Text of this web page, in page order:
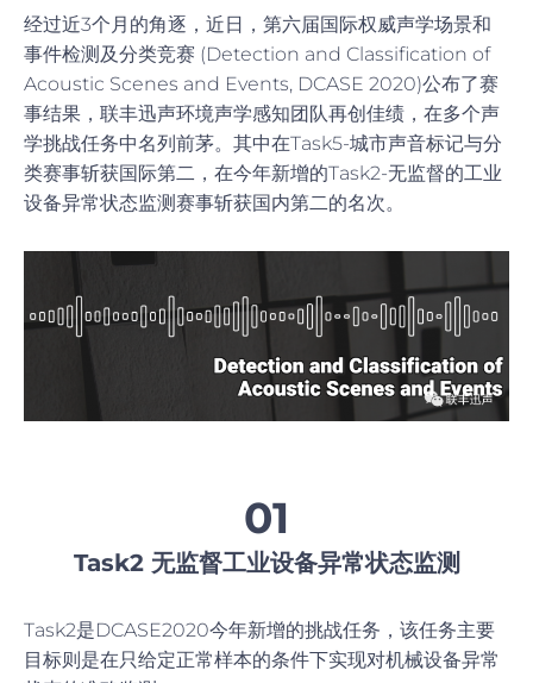
经过近3个月的角逐，近日，第六届国际权威声学场景和
事件检测及分类竞赛 (Detection and Classification of
Acoustic Scenes and Events, DCASE 2020)公布了赛
事结果，联丰迅声环境声学感知团队再创佳绩，在多个声
学挑战任务中名列前茅。其中在Task5-城市声音标记与分
类赛事斩获国际第二，在今年新增的Task2-无监督的工业
设备异常状态监测赛事斩获国内第二的名次。
01
Task2 无监督工业设备异常状态监测
Task2是DCASE2020今年新增的挑战任务，该任务主要
目标则是在只给定正常样本的条件下实现对机械设备异常